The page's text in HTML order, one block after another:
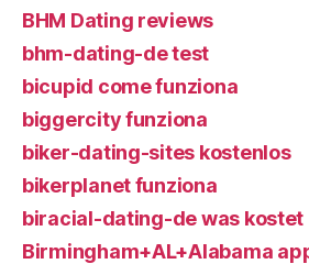
BHM Dating reviews
bhm-dating-de test
bicupid come funziona
biggercity funziona
biker-dating-sites kostenlos
bikerplanet funziona
biracial-dating-de was kostet
Birmingham+AL+Alabama